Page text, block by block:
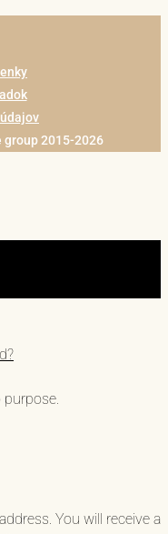
group 2015-2026
purpose.
You will receive a